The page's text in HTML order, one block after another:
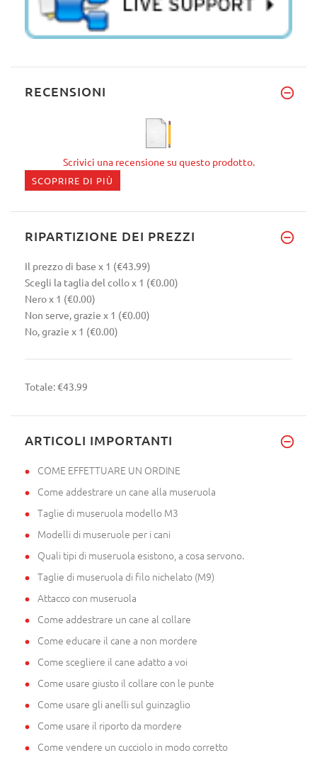
RECENSIONI
Scrivici una recensione su questo prodotto.
SCOPRIRE DI PIÙ
RIPARTIZIONE DEI PREZZI
Il prezzo di base x 1 (€43.99)
Scegli la taglia del collox 1 (€0.00)
Nerox 1 (€0.00)
Non serve, grazie x 1 (€0.00)
No, grazie x 1 (€0.00)
Totale:€43.99
ARTICOLI IMPORTANTI
COME EFFETTUARE UN ORDINE
Come addestrare un cane alla museruola
Taglie di museruola modello M3
Modelli di museruole per i cani
Quali tipi di museruola esistono, a cosa servono.
Taglie di museruola di filo nichelato (M9)
Attacco con museruola
Come addestrare un cane al collare
Come educare il cane a non mordere
Come scegliere il cane adatto a voi
Come usare giusto il collare con le punte
Come usare gli anelli sul guinzaglio
Come usare il riporto da mordere
Come vendere un cucciolo in modo corretto